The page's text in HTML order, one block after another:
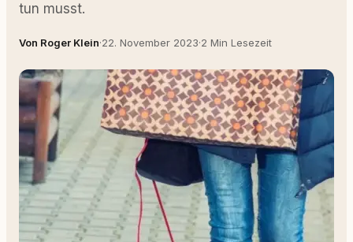
tun musst.
Von Roger Klein·22. November 2023·2 Min Lesezeit